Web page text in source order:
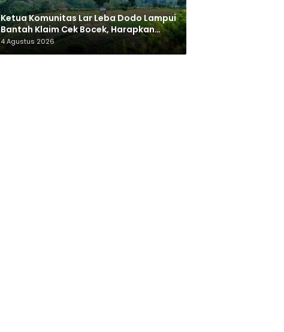
Ketua Komunitas Lar Leba Dodo Lampui
Bantah Klaim Cek Bocek, Harapkan
AMMAN Beri Akses ke Makam Leluhur
4 Agustus 2026